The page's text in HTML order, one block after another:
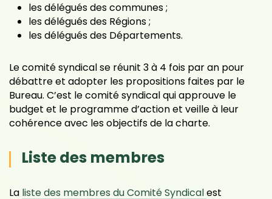
les délégués des communes ;
les délégués des Régions ;
les délégués des Départements.
Le comité syndical se réunit 3 à 4 fois par an pour
débattre et adopter les propositions faites par le
Bureau. C’est le comité syndical qui approuve le
budget et le programme d’action et veille à leur
cohérence avec les objectifs de la charte.
Liste des membres
La liste des membres du Comité Syndicalest